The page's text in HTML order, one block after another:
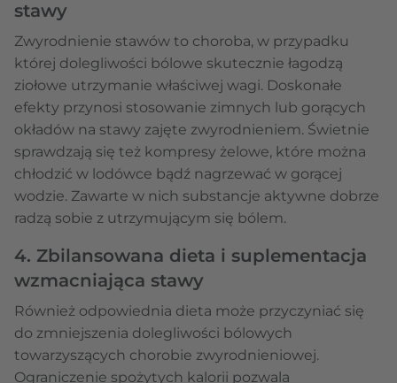
stawy
Zwyrodnienie stawów to choroba, w przypadku
której dolegliwości bólowe skutecznie łagodzą
ziołowe utrzymanie właściwej wagi. Doskonałe
efekty przynosi stosowanie zimnych lub gorących
okładów na stawy zajęte zwyrodnieniem. Świetnie
sprawdzają się też kompresy żelowe, które można
chłodzić w lodówce bądź nagrzewać w gorącej
wodzie. Zawarte w nich substancje aktywne dobrze
radzą sobie z utrzymującym się bólem.
4. Zbilansowana dieta i suplementacja
wzmacniająca stawy
Również odpowiednia dieta może przyczyniać się
do zmniejszenia dolegliwości bólowych
towarzyszących chorobie zwyrodnieniowej.
Ograniczenie spożytych kalorii pozwala